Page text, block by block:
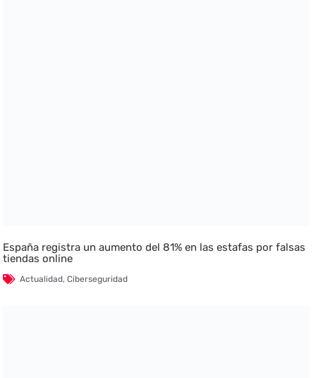
España registra un aumento del 81% en las estafas por falsas
tiendas online
Actualidad,Ciberseguridad